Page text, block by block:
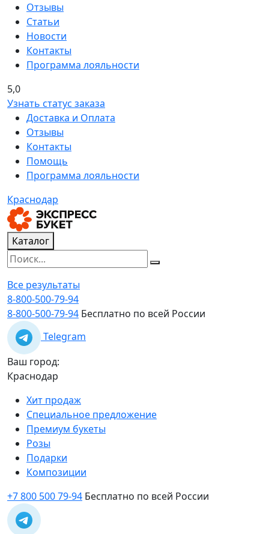
Отзывы
Статьи
Новости
Контакты
Программа лояльности
5,0
Узнать статус заказа
Доставка и Оплата
Отзывы
Контакты
Помощь
Программа лояльности
Краснодар
Каталог
Все результаты
8-800-500-79-94
8-800-500-79-94 Бесплатно по всей России
Telegram
Ваш город:
Краснодар
Хит продаж
Специальное предложение
Премиум букеты
Розы
Подарки
Композиции
+7 800 500 79-94 Бесплатно по всей России